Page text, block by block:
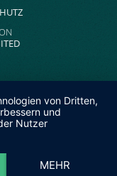
von Dritten,
und
Nutzer
MEHR